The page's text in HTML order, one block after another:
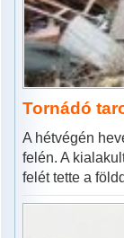
Tornádó
A hétvégén
felén. A
felét tette a